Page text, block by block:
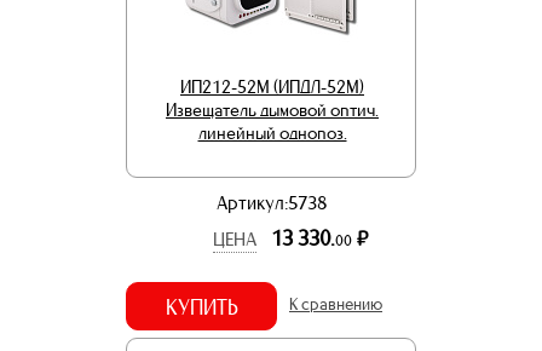
ИП212-52М (ИПДЛ-52М)
Извещатель дымовой оптич.
линейный однопоз.
Артикул:5738
ЦЕНА
13 330.00 р.
КУПИТЬ К сравнению